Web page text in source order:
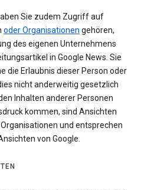
Sie zudem Zugriff auf
oder Organisationen gehören,
des eigenen Unternehmens
in Google News. Sie
die Erlaubnis dieser Person oder
nicht anderweitig gesetzlich
Inhalten anderer Personen
kommen, sind Ansichten
und entsprechen
von Google.